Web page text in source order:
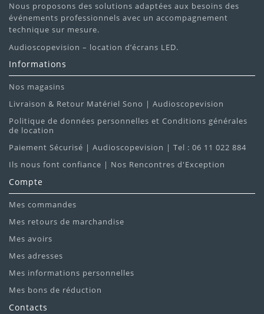
Nous proposons des solutions adaptées aux besoins des
événements professionnels avec un accompagnement
technique sur mesure.
Audioscopevision – location d’écrans LED.
Informations
Nos magasins
Livraison & Retour Matériel Sono | Audioscopevision
Politique de données personnelles et Conditions générales
de location
Paiement Sécurisé | Audioscopevision | Tel : 06 11 022 884
Ils nous font confiance | Nos Rencontres d'Exception
Compte
Mes commandes
Mes retours de marchandise
Mes avoirs
Mes adresses
Mes informations personnelles
Mes bons de réduction
Contacts